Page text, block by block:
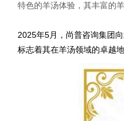
特色的羊汤体验，其丰富的
2025年5月，尚普咨询集团
标志着其在羊汤领域的卓越